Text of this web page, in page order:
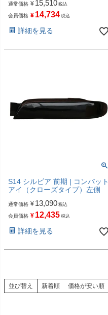
通常価格 ¥ 15,510 税込
会員価格 ¥ 14,734 税込
詳細を見る
S14 シルビア 前期 | コンバット
アイ（クローズタイプ）左側
通常価格 ¥ 13,090 税込
会員価格 ¥ 12,435 税込
詳細を見る
並び替え 新着順 価格が安い順